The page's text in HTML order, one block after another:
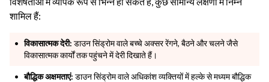
शामिल हैं:
विकासात्मक देरी: डाउन सिंड्रोम वाले बच्चे अक्सर रेंगने, बैठने और चलने जैसे
विकासात्मक कार्यों तक पहुंचने में देरी दिखाते हैं।
बौद्धिक अक्षमताएं: डाउन सिंड्रोम वाले अधिकांश व्यक्तियों में हल्के से मध्यम बौद्धिक